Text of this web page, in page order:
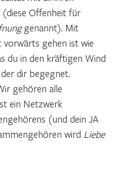
Offenheit für
genannt). Mit
gehen ist wie
du in den kräftigen Wind
dir begegnet.
gehören alle
ein Netzwerk
(und dein JA
wird Liebe